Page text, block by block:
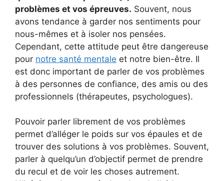
problèmes et vos épreuves. Souvent, nous
avons tendance à garder nos sentiments pour
nous-mêmes et à isoler nos pensées.
Cependant, cette attitude peut être dangereuse
pour notre santé mentale et notre bien-être. Il
est donc important de parler de vos problèmes
à des personnes de confiance, des amis ou des
professionnels (thérapeutes, psychologues).
Pouvoir parler librement de vos problèmes
permet d’alléger le poids sur vos épaules et de
trouver des solutions à vos problèmes. Souvent,
parler à quelqu’un d’objectif permet de prendre
du recul et de voir les choses autrement.